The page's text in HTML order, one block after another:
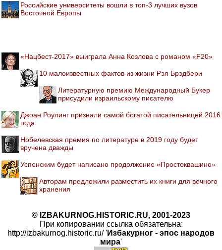
Российские университеты вошли в топ-3 лучших вузов
Восточной Европы
«Нацбест-2017» выиграла Анна Козлова с романом «F20»
10 малоизвестных фактов из жизни Рэя Брэдбери
Литературную премию Международный Букер
присудили израильскому писателю
Джоан Роулинг признали самой богатой писательницей 2016
года
Нобелевская премия по литературе в 2019 году будет
вручена дважды
Успенским будет написано продолжение «Простоквашино»
Авторам предложили разместить их книги для вечного
хранения
© IZBAKURNOG.HISTORIC.RU, 2001-2023
При копировании ссылка обязательна:
http://izbakurnog.historic.ru/ 'Избакурног - эпос народов
мира'